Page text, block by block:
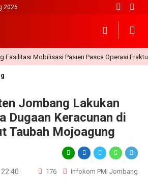
2026
Mobilisasi Pasien Pasca Operasi Fraktur
Jombang Lakukan
Dugaan Keracunan di
Taubah Mojoagung
176 Infokom PMI Jombang